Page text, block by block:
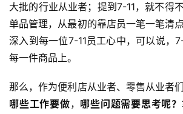
大批的行业从业者；提到7-11，就不得
单品管理，从最初的靠店员一笔一笔清
深入到每一位7-11员工心中，可以说，
每一件商品上。
那么，作为便利店从业者、零售从业者
哪些工作要做， 哪些问题需要思考呢？